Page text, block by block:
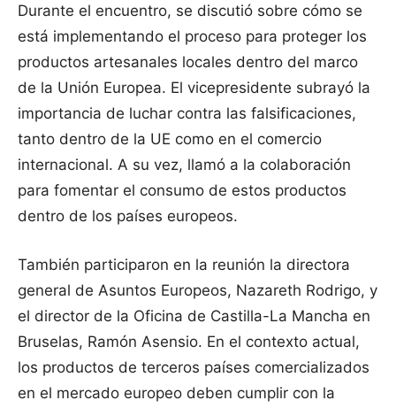
Durante el encuentro, se discutió sobre cómo se
está implementando el proceso para proteger los
productos artesanales locales dentro del marco
de la Unión Europea. El vicepresidente subrayó la
importancia de luchar contra las falsificaciones,
tanto dentro de la UE como en el comercio
internacional. A su vez, llamó a la colaboración
para fomentar el consumo de estos productos
dentro de los países europeos.
También participaron en la reunión la directora
general de Asuntos Europeos, Nazareth Rodrigo, y
el director de la Oficina de Castilla-La Mancha en
Bruselas, Ramón Asensio. En el contexto actual,
los productos de terceros países comercializados
en el mercado europeo deben cumplir con la